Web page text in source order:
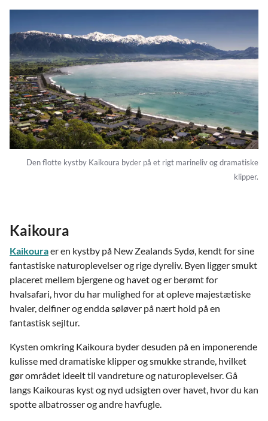
Den flotte kystby Kaikoura byder på et rigt marineliv og dramatiske
klipper.
Kaikoura
Kaikouraer en kystby på New Zealands Sydø, kendt for sine
fantastiske naturoplevelser og rige dyreliv. Byen ligger smukt
placeret mellem bjergene og havet og er berømt for
hvalsafari, hvor du har mulighed for at opleve majestætiske
hvaler, delfiner og endda søløver på nært hold på en
fantastisk sejltur.
Kysten omkring Kaikoura byder desuden på en imponerende
kulisse med dramatiske klipper og smukke strande, hvilket
gør området ideelt til vandreture og naturoplevelser. Gå
langs Kaikouras kyst og nyd udsigten over havet, hvor du kan
spotte albatrosser og andre havfugle.